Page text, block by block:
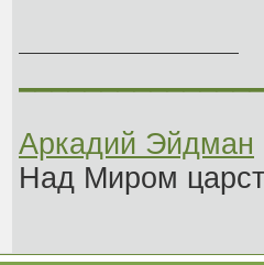
Аркадий Эйдман
Над Миром